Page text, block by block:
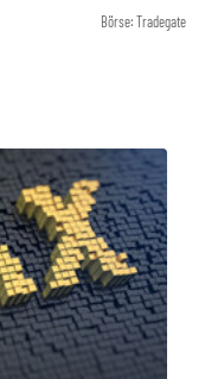
Börse: Tradegate